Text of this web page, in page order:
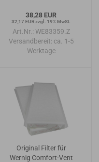
38,28 EUR
32,17 EUR zzgl. 19% MwSt.
Art.Nr.: WE83359.Z
Versandbereit: ca. 1-5
Werktage
Original Filter für
Wernig Comfort-Vent